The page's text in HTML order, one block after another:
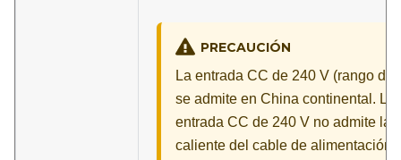
PRECAUCIÓN
La entrada CC de 240 V (rango
se admite en China continental.
entrada CC de 240 V no admite la
caliente del cable de alimentación.